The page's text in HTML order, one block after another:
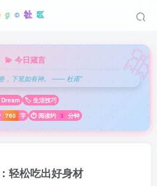
💫 今日箴言
，下笔如有神。 —— 杜甫"
Dream
🏷️ 生活技巧
760 字 ⏱️ 阅读约 3 分钟
轻松吃出好身材